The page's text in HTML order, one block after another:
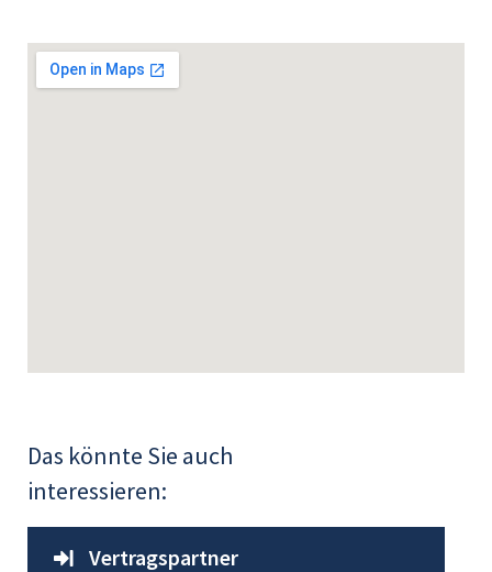
Das könnte Sie auch
interessieren:
Vertragspartner